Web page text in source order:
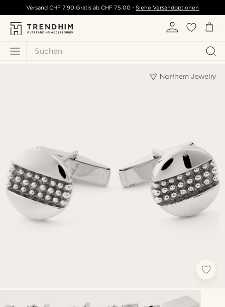
Suchen
Versand CHF 7.90 Gratis ab CHF 75.00 - Siehe Versandoptionen